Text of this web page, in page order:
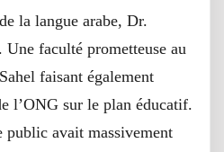
la langue arabe, Dr.
Une faculté prometteuse au
faisant également
l’ONG sur le plan éducatif.
public avait massivement